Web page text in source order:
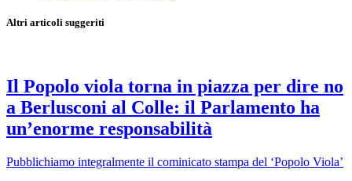
Altri articoli suggeriti
Il Popolo viola torna in piazza per dire no
a Berlusconi al Colle: il Parlamento ha
un’enorme responsabilità
Pubblichiamo integralmente il cominicato stampa del ‘Popolo Viola’